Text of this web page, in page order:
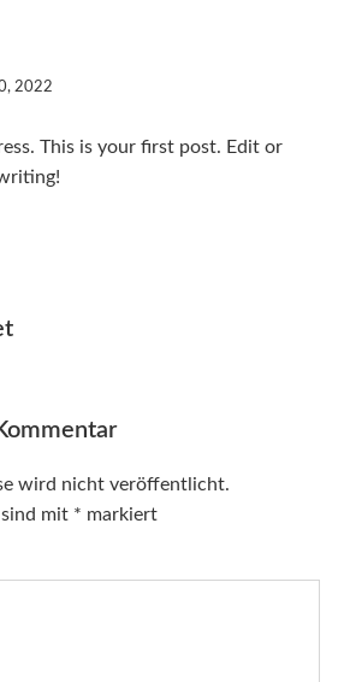
2022
This is your first post. Edit or
wird nicht veröffentlicht.
mit * markiert